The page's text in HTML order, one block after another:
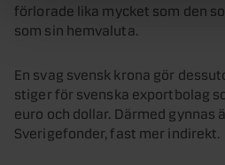
förlorade lika mycket som den
som sin hemvaluta.
En svag svensk krona gör
stiger för svenska exportbolag
euro och dollar. Därmed gynnas
Sverigefonder, fast mer indirekt.